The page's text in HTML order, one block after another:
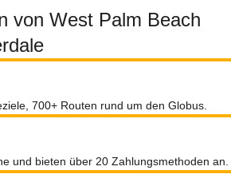
von West Palm Beach
700+ Routen rund um den Globus.
und bieten über 20 Zahlungsmethoden an.